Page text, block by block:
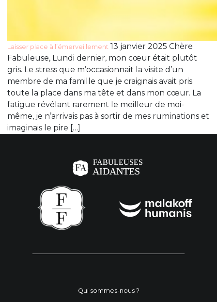
Laisser place à l’émerveillement 13 janvier 2025 Chère
Fabuleuse, Lundi dernier, mon cœur était plutôt
gris. Le stress que m’occasionnait la visite d’un
membre de ma famille que je craignais avait pris
toute la place dans ma tête et dans mon cœur. La
fatigue révélant rarement le meilleur de moi-
même, je n’arrivais pas à sortir de mes ruminations et
imaginais le pire […]
Qui sommes-nous ?